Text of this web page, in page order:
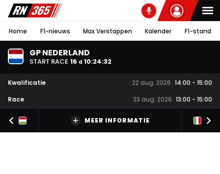
Home F1-nieuws Max Verstappen Kalender F1-stand
GP NEDERLAND
START RACE 16 d 10:24:32
Kwalificatie 22 aug. 2026 14:00 - 15:00
Race
23 aug. 2026 13:00 - 15:00
MEER INFORMATIE